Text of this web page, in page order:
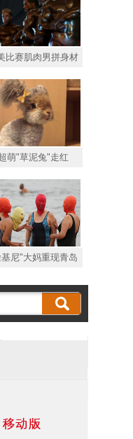
比赛肌肉男拼身材
萌"草泥兔"走红
尼"大妈重现青岛